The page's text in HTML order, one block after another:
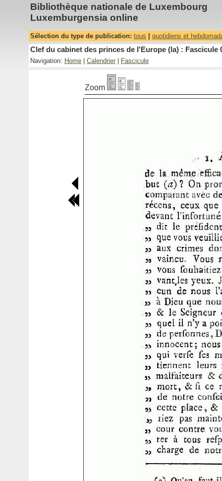
Bibliothèque nationale de Luxembourg
Luxemburgensia online
Sélection du type de publication: tous quotidiens et
Clef du cabinet des princes de l'Europe (la) : Fascicule
Navigation: Home Calendrier Fascicule
Zoom